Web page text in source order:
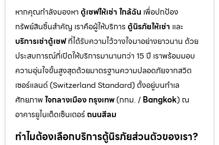
หากคุณกำลังมองหา ตู้เซฟให้เช่า ใกล้ฉัน เพื่อปกป้อง
ทรัพย์สินชิ้นสำคัญ เราคือผู้ให้บริการ ตู้นิรภัยให้เช่า และ
บริการเช่าตู้เซฟที่ได้รับความไว้วางใจมาอย่างยาวนาน ด้วย
ประสบการณ์ที่เปิดให้บริการมานานกว่า 15 ปี เราพร้อมมอบ
ความอุ่นใจขั้นสูงสุดด้วยมาตรฐานความปลอดภัยจากสวิต
เซอร์แลนด์ (Switzerland Standard) ตั้งอยู่บนทำเล
ศักยภาพใจกลางเมือง กรุงเทพ(กทม. / Bangkok) ณ
อาคารยูไนเต็ดเซ็นเตอร์ ถนนสีลม
ทำไมต้องเลือกบริการตู้นิรภัยส่วนตัวของเรา?